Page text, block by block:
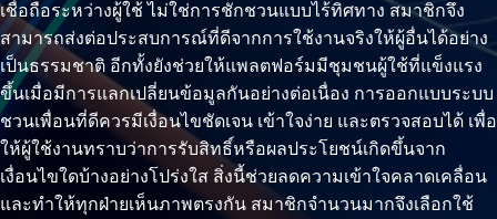
เชื่อถือระหว่างผู้ใช้ ไม่ใช่การชักชวนแบบไร้ทิศทาง สมาชิกจึง
สามารถส่งต่อประสบการณ์ที่ดีจากการใช้งานจริงให้ผู้อื่นได้อย่าง
เป็นธรรมชาติ อีกทั้งยังช่วยให้แพลตฟอร์มมีชุมชนผู้ใช้ที่แข็งแรง
ขึ้นเมื่อมีการแลกเปลี่ยนข้อมูลกันอย่างต่อเนื่อง การออกแบบระบบ
ชวนเพื่อนที่ดีควรมีเงื่อนไขชัดเจน เข้าใจง่าย และตรวจสอบได้ เพื่อ
ให้ผู้ใช้งานทราบว่าการรับสิทธิ์หรือผลประโยชน์เกิดขึ้นจาก
เงื่อนไขใดบ้างอย่างโปร่งใส สิ่งนี้ช่วยลดความเข้าใจคลาดเคลื่อน
และทำให้ทุกฝ่ายเห็นภาพตรงกัน สมาชิกจำนวนมากจึงเลือกใช้